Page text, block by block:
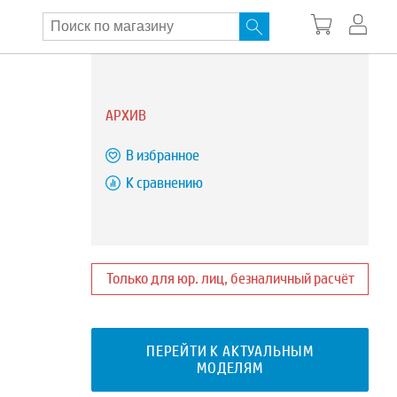
АРХИВ
В избранное
К сравнению
Только для юр. лиц, безналичный расчёт
ПЕРЕЙТИ К АКТУАЛЬНЫМ
МОДЕЛЯМ